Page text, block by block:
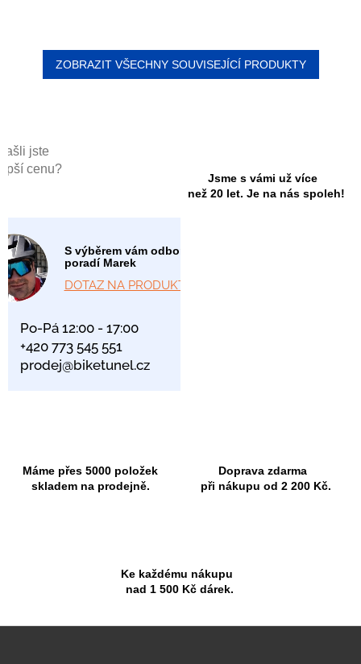
jste
cenu?
S výběrem vám odborně
poradí Marek
DOTAZ NA PRODUKT
Po-Pá 12:00 - 17:00
+420 773 545 551
prodej@biketunel.cz
Jsme s vámi už více
než 20 let. Je na nás spoleh!
Máme přes 5000 položek
skladem na prodejně.
Doprava zdarma
při nákupu od 2 200 Kč.
Ke každému nákupu
nad 1 500 Kč dárek.
ZOBRAZIT VŠECHNY SOUVISEJÍCÍ PRODUKTY